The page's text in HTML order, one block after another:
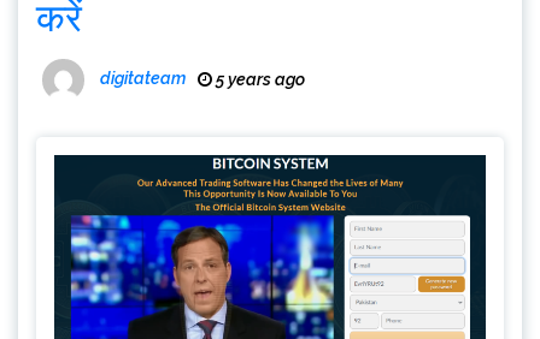
करें
digitateam 5 years ago